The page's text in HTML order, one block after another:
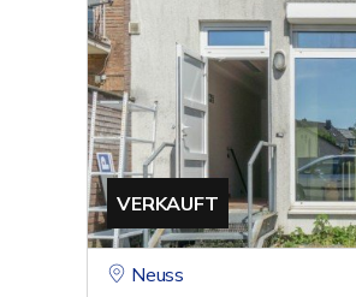
VERKAUFT
Neuss